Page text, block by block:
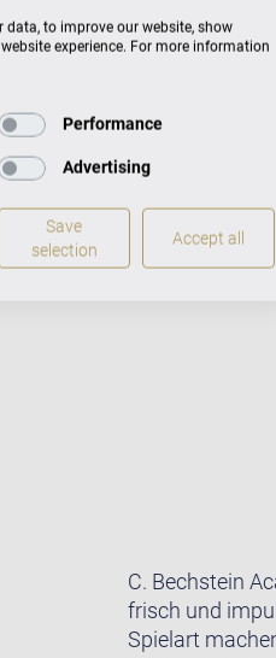
Sie weiter unten bei
FLÜGEL IM
C. Bechstein
frisch und
Spielart
to improve our website, show
experience. For more information
Performance
Advertising
Save
selection
Accept all